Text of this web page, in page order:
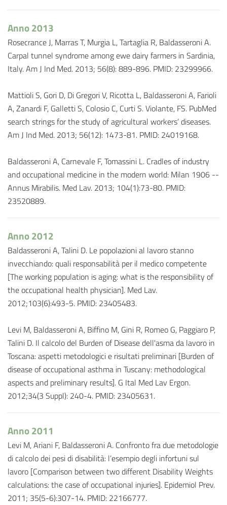
Anno 2013
Rosecrance J, Marras T, Murgia L, Tartaglia R, Baldasseroni A.
Carpal tunnel syndrome among ewe dairy farmers in Sardinia,
Italy. Am J Ind Med. 2013; 56(8): 889-896. PMID: 23299966.
Mattioli S, Gori D, Di Gregori V, Ricotta L, Baldasseroni A, Farioli
A, Zanardi F, Galletti S, Colosio C, Curti S. Violante, FS. PubMed
search strings for the study of agricultural workers’ diseases.
Am J Ind Med. 2013; 56(12): 1473-81. PMID: 24019168.
Baldasseroni A, Carnevale F, Tomassini L. Cradles of industry
and occupational medicine in the modern world: Milan 1906 --
Annus Mirabilis. Med Lav. 2013; 104(1):73-80. PMID:
23520889.
Anno 2012
Baldasseroni A, Talini D. Le popolazioni al lavoro stanno
invecchiando: quali responsabilità per il medico competente
[The working population is aging: what is the responsibility of
the occupational health physician]. Med Lav.
2012;103(6):493-5. PMID: 23405483.
Levi M, Baldasseroni A, Biffino M, Gini R, Romeo G, Paggiaro P,
Talini D. Il calcolo del Burden of Disease dell'asma da lavoro in
Toscana: aspetti metodologici e risultati preliminari [Burden of
disease of occupational asthma in Tuscany: methodological
aspects and preliminary results]. G Ital Med Lav Ergon.
2012;34(3 Suppl): 240-4. PMID: 23405631.
Anno 2011
Levi M, Ariani F, Baldasseroni A. Confronto fra due metodologie
di calcolo dei pesi di disabilità: l’esempio degli infortuni sul
lavoro [Comparison between two different Disability Weights
calculations: the case of occupational injuries]. Epidemiol Prev.
2011; 35(5-6):307-14. PMID: 22166777.